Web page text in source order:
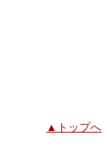
▲トップへ